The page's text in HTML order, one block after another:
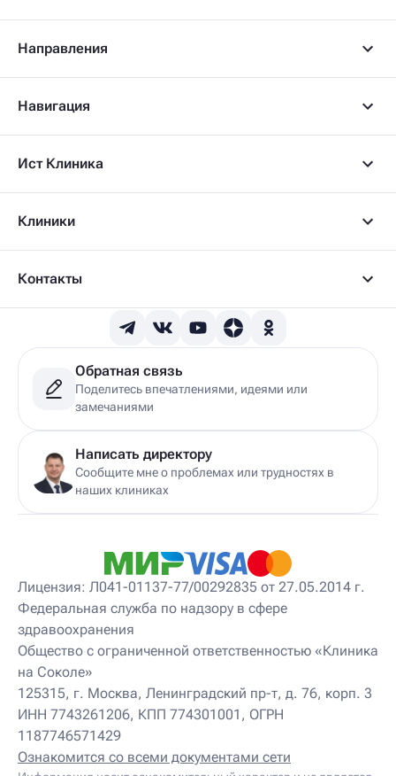
Направления
Навигация
Ист Клиника
Клиники
Контакты
Обратная связь
Поделитесь впечатлениями, идеями или
замечаниями
Написать директору
Сообщите мне о проблемах или трудностях в
наших клиниках
Лицензия: Л041-01137-77/00292835 от 27.05.2014 г.
Федеральная служба по надзору в сфере
здравоохранения
Общество с ограниченной ответственностью «Клиника
на Соколе»
125315, г. Москва, Ленинградский пр-т, д. 76, корп. 3
ИНН 7743261206, КПП 774301001, ОГРН
1187746571429
Ознакомится со всеми документами сети